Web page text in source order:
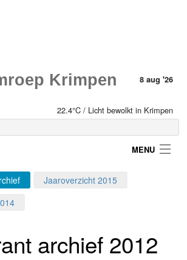
Krimpen 8 aug '26
22.4°C / Licht bewolkt in Krimpen
MENU
Jaaroverzicht 2015
archief 2012